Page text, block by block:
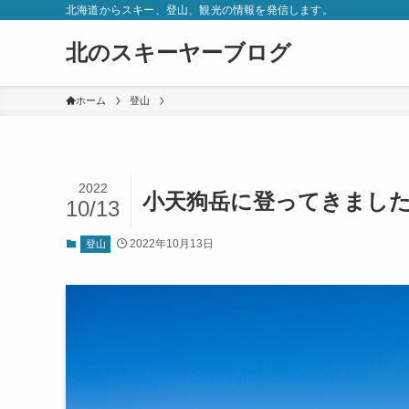
北海道からスキー、登山、観光の情報を発信します。
北のスキーヤーブログ
ホーム 登山
小天狗岳に登ってきまし
2022
10/13
登山 2022年10月13日